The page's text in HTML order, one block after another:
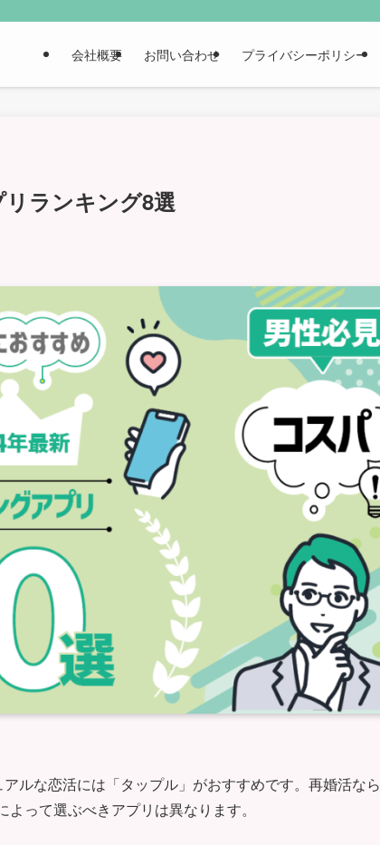
会社概要 お問い合わせ プライバシーポリシー
ランキング8選
ルな恋活には「タップル」がおすすめです。再婚活なら
って選ぶべきアプリは異なります。